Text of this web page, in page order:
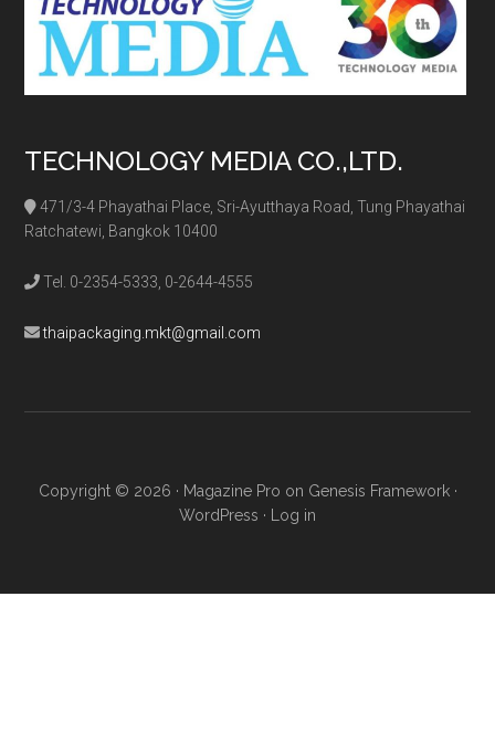
TECHNOLOGY MEDIA CO.,LTD.
471/3-4 Phayathai Place, Sri-Ayutthaya Road, Tung Phayathai
Ratchatewi, Bangkok 10400
Tel. 0-2354-5333, 0-2644-4555
thaipackaging.mkt@gmail.com
Copyright © 2026 · Magazine Pro on Genesis Framework·
WordPress · Log in